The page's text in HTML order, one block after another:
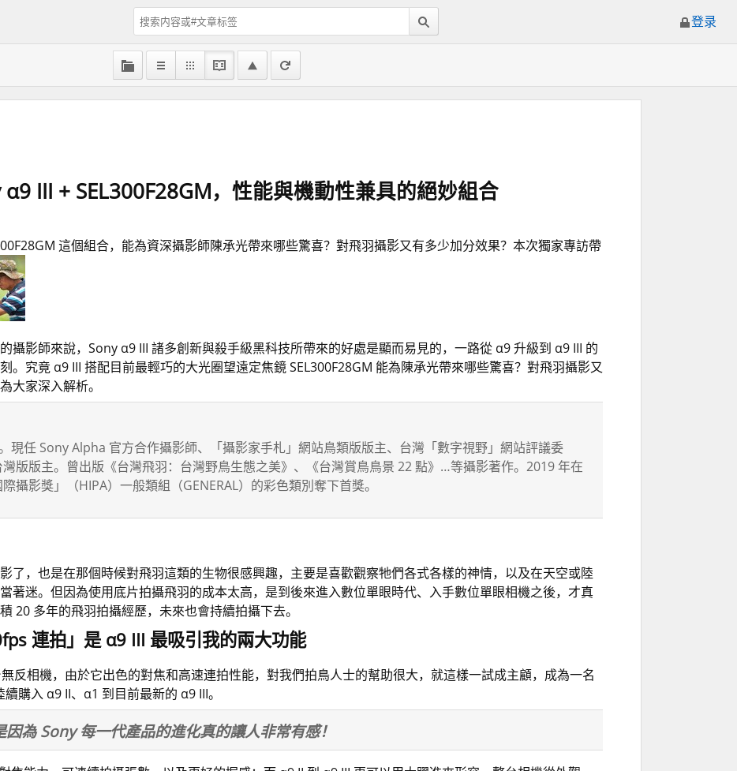
登录
III + SEL300F28GM，性能與機動性兼具的絕妙組合
這個組合，能為資深攝影師陳承光帶來哪些驚喜？對飛羽攝影又有多少加分效果？本次獨家專訪帶
攝影師來說，Sony α9 III 諸多創新與殺手級黑科技所帶來的好處是顯而易見的，一路從 α9 升級到 α9 III 的
。究竟 α9 III 搭配目前最輕巧的大光圈望遠定焦鏡 SEL300F28GM 能為陳承光帶來哪些驚喜？對飛羽攝影又
大家深入解析。
現任 Sony Alpha 官方合作攝影師、「攝影家手札」網站鳥類版版主、台灣「數字視野」網站評議委
版版主。曾出版《台灣飛羽：台灣野鳥生態之美》、《台灣賞鳥鳥景 22 點》…等攝影著作。2019 年在
攝影獎」（HIPA）一般類組（GENERAL）的彩色類別奪下首獎。
了，也是在那個時候對飛羽這類的生物很感興趣，主要是喜歡觀察牠們各式各樣的神情，以及在天空或陸
著迷。但因為使用底片拍攝飛羽的成本太高，是到後來進入數位單眼時代、入手數位單眼相機之後，才真
20 多年的飛羽拍攝經歷，未來也會持續拍攝下去。
連拍」是α9 III 最吸引我的兩大功能
反相機，由於它出色的對焦和高速連拍性能，對我們拍鳥人士的幫助很大，就這樣一試成主顧，成為一名
購入 α9 II、α1 到目前最新的 α9 III。
為 Sony 每一代產品的進化真的讓人非常有感！